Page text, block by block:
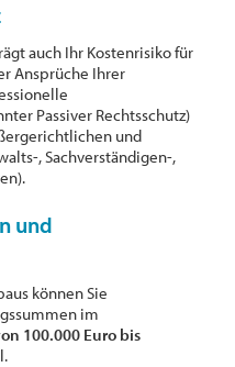
auch Ihr Kostenrisiko für
Ansprüche Ihrer
Passiver Rechtsschutz)
und
, Sachverständigen-,
und
können Sie
im
100.000 Euro bis